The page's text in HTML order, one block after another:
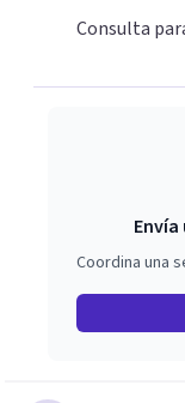
Consulta
Coordina una